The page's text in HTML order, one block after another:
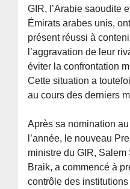
GIR, l’Arabie saoudite
Émirats arabes unis,
présent réussi à
l’aggravation de leur
éviter la confrontation
Cette situation a
au cours des derniers
Après sa nomination
l’année, le nouveau
ministre du GIR, Salem
Braik, a commencé à
contrôle des institutions